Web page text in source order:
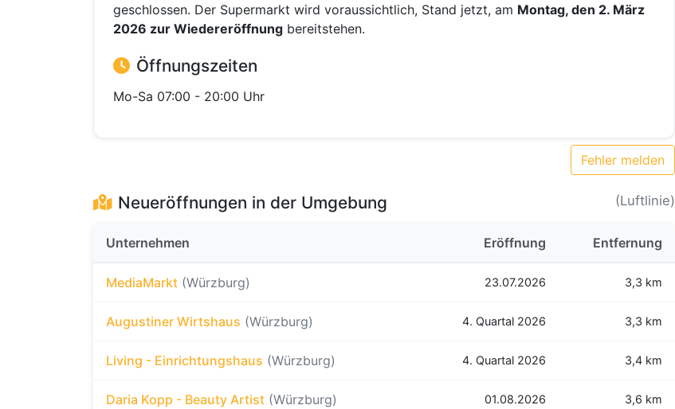
geschlossen. Der Supermarkt wird voraussichtlich, Stand jetzt, am Montag, den 2. März
2026 zur Wiedereröffnung bereitstehen.
Öffnungszeiten
Mo-Sa 07:00 - 20:00 Uhr
Fehler melden
Neueröffnungen in der Umgebung (Luftlinie)
Unternehmen Eröffnung Entfernung
MediaMarkt (Würzburg) 23.07.2026 3,3 km
Augustiner Wirtshaus (Würzburg) 4. Quartal 2026 3,3 km
Living - Einrichtungshaus (Würzburg) 4. Quartal 2026 3,4 km
Daria Kopp - Beauty Artist (Würzburg) 01.08.2026 3,6 km